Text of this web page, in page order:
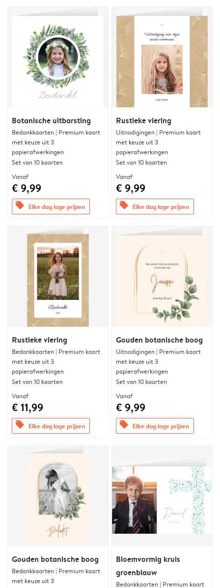
Botanische uitbarsting
Bedankkaarten | Premium kaart
met keuze uit 3
papierafwerkingen
Set van 10 kaarten
Vanaf
€ 9,99
offers Elke dag lage prijzen
Rustieke viering
Uitnodigingen | Premium kaart
met keuze uit 3
papierafwerkingen
Set van 10 kaarten
Vanaf
€ 9,99
offers Elke dag lage prijzen
Rustieke viering
Bedankkaarten | Premium kaart
met keuze uit 3
papierafwerkingen
Set van 10 kaarten
Vanaf
€ 11,99
offers Elke dag lage prijzen
Gouden botanische boog
Uitnodigingen | Premium kaart
met keuze uit 3
papierafwerkingen
Set van 10 kaarten
Vanaf
€ 9,99
offers Elke dag lage prijzen
Gouden botanische boog
Bedankkaarten | Premium kaart
met keuze uit 3
Bloemvormig kruis
groenblauw
Bedankkaarten | Premium kaart